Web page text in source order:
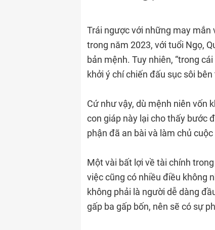
Trái ngược với những may
trong năm 2023, với tuổi Ngọ,
bản mệnh. Tuy nhiên, “trong
khởi ý chí chiến đấu sục sôi
Cứ như vậy, dù mệnh niên vốn
con giáp này lại cho thấy bước
phận đã an bài và làm chủ
Một vài bất lợi về tài chính
việc cũng có nhiều điều không
không phải là người dễ dàng
gấp ba gấp bốn, nên sẽ có sự